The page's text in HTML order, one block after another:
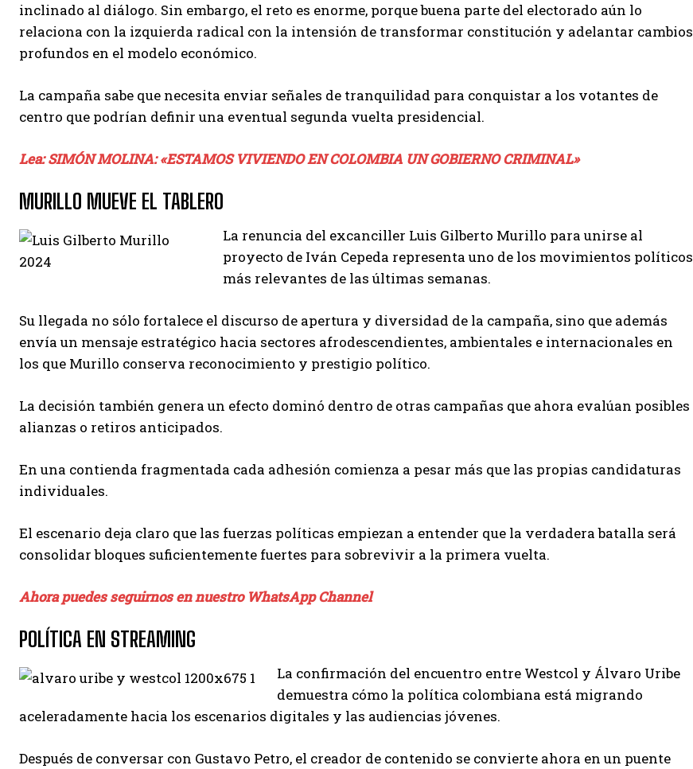
inclinado al diálogo. Sin embargo, el reto es enorme, porque buena parte del electorado aún lo
relaciona con la izquierda radical con la intensión de transformar constitución y adelantar cambios
profundos en el modelo económico.
La campaña sabe que necesita enviar señales de tranquilidad para conquistar a los votantes de
centro que podrían definir una eventual segunda vuelta presidencial.
Lea: SIMÓN MOLINA: «ESTAMOS VIVIENDO EN COLOMBIA UN GOBIERNO CRIMINAL»
MURILLO MUEVE EL TABLERO
La renuncia del excanciller Luis Gilberto Murillo para unirse al
proyecto de Iván Cepeda representa uno de los movimientos políticos
más relevantes de las últimas semanas.
Su llegada no sólo fortalece el discurso de apertura y diversidad de la campaña, sino que además
envía un mensaje estratégico hacia sectores afrodescendientes, ambientales e internacionales en
los que Murillo conserva reconocimiento y prestigio político.
La decisión también genera un efecto dominó dentro de otras campañas que ahora evalúan posibles
alianzas o retiros anticipados.
En una contienda fragmentada cada adhesión comienza a pesar más que las propias candidaturas
individuales.
El escenario deja claro que las fuerzas políticas empiezan a entender que la verdadera batalla será
consolidar bloques suficientemente fuertes para sobrevivir a la primera vuelta.
Ahora puedes seguirnos en nuestro WhatsApp Channel
POLÍTICA EN STREAMING
La confirmación del encuentro entre Westcol y Álvaro Uribe
demuestra cómo la política colombiana está migrando
aceleradamente hacia los escenarios digitales y las audiencias jóvenes.
Después de conversar con Gustavo Petro, el creador de contenido se convierte ahora en un puente